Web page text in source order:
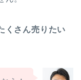
くさん売りたい